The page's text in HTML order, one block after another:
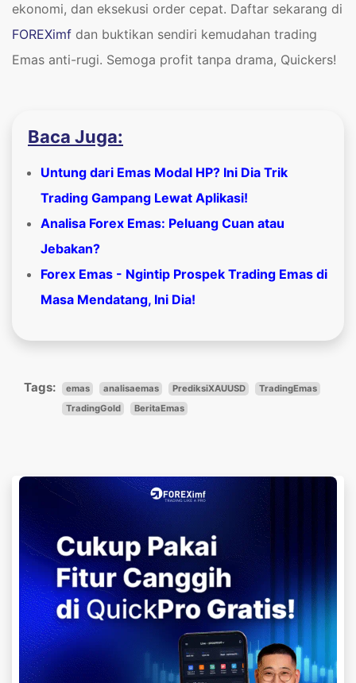
ekonomi, dan eksekusi order cepat. Daftar sekarang di
FOREXimf dan buktikan sendiri kemudahan trading
Emas anti-rugi. Semoga profit tanpa drama, Quickers!
Baca Juga:
Untung dari Emas Modal HP? Ini Dia Trik
Trading Gampang Lewat Aplikasi!
Analisa Forex Emas: Peluang Cuan atau
Jebakan?
Forex Emas - Ngintip Prospek Trading Emas di
Masa Mendatang, Ini Dia!
Tags: emas analisaemas PrediksiXAUUSD
TradingEmas
TradingGold
BeritaEmas